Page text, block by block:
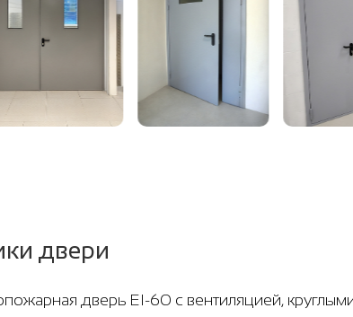
двери
дверь EI-60 с вентиляцией,